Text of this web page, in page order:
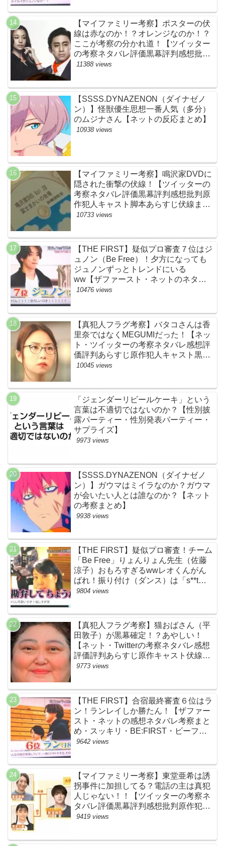
【マイファミリー考察】ポスターの伏
線は赤なのか！？オレンジなのか！？
ここが考察の分かれ道！【ツイッター
の考察ネタバレ評価黒幕評判感想批判
原作犯人キャスト脚本あらすじ伏線ま
11388 views
【SSSS.DYNAZENON（ダイナゼノ
ン）】怪獣優生思想一番人気（多分）
のムジナさん【ネットの反応まとめ】
10938 views
【マイファミリー考察】鳴沢家DVDに
隠された衝撃の伏線！【ツイッターの
考察ネタバレ評価黒幕評判感想批判原
作犯人キャスト脚本あらすじ伏線まと
め】
10733 views
【THE FIRST】疑似プロ審査７位はジ
ュノン（Be Free）！夕方になっても
ジュノンずっとトレンドにいる
ww【ザファースト・ネットのネタバ
レ感想考察まとめ・スッキリ・
10476 views
【真犯人フラグ考察】バタコさんは香
里奈ではなくMEGUMIだった！【ネッ
ト・ツイッターの考察ネタバレ感想評
価評判あらすじ原作犯人キャスト黒幕
伏線まとめ】
10045 views
「ジェンダーリビールケーキ」という
言葉は不適切ではないのか？【性別披
露パーティー・性別発表パーティー・
サプライズ】
9973 views
【SSSS.DYNAZENON（ダイナゼノ
ン）】ガウマはミイラなのか？ガウマ
が会いたい人とは誰なのか？【ネット
の考察まとめ】
9938 views
【THE FIRST】疑似プロ審査！チーム
「Be Free」りょんりょん先生（佐藤
涼子）おもろすぎるwwレオくんがん
ばれ！振り付け（ダンス）は「s**t
kingz」のOguri・Kazuki！豪華！【ネ
BE:FIRST・ビーファースト】
9804 views
【真犯人フラグ考察】猫おばさん（平
田敦子）が黒幕確定！？あやしい！
【ネット・Twitterの考察ネタバレ感想
評価評判あらすじ原作キャスト伏線ま
とめ】
9773 views
【THE FIRST】合宿最終審査６位はラ
ン！ランレイしか勝たん！【ザファー
スト・ネットの感想ネタバレ考察まと
め・スッキリ・BE:FIRST・ビーファ
ースト】
9642 views
【マイファミリー考察】東堂亜希は誘
拐事件に加担してる？電話の主は真犯
人じゃない！！【ツイッターの考察ネ
タバレ評価黒幕評判感想批判原作犯人
キャスト脚本あらすじ伏線まとめ】
9419 views